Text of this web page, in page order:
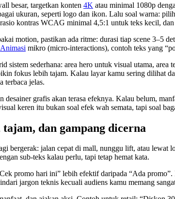
besar, targetkan konten 4K atau minimal 1080p
ukuran, seperti logo dan ikon. Lalu soal warna:
kontras WCAG minimal 4,5:1 untuk teks kecil,
motion, pastikan ada ritme: durasi tiap scene 3–5
Animasi mikro (micro-interactions), contoh teks yang
sistem sederhana: area hero untuk visual utama,
fokus lebih tajam. Kalau layar kamu sering dilihat
terbaca jelas.
desainer grafis akan terasa efeknya. Kalau belum,
keren itu bukan soal efek wah semata, tapi soal
tajam, dan gampang dicerna
bergerak: jalan cepat di mall, nunggu lift, atau
sub-teks kalau perlu, tapi tetap hemat kata.
promo hari ini” lebih efektif daripada “Ada
jargon teknis kecuali audiens kamu memang